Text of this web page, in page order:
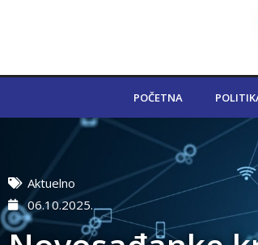
POČETNA
Aktuelno
06.10.2025.